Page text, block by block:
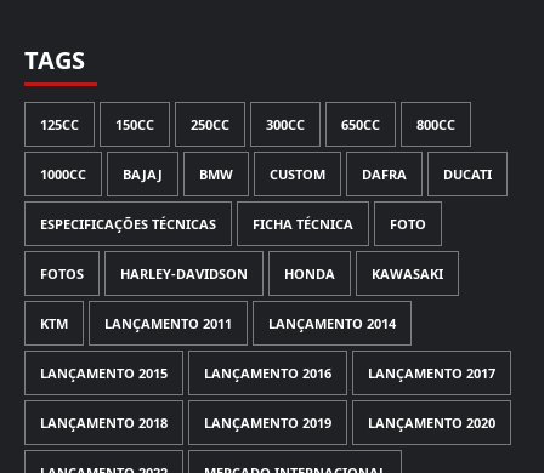
TAGS
125CC 150CC 250CC 300CC 650CC 800CC
1000CC BAJAJ BMW CUSTOM DAFRA DUCATI
ESPECIFICAÇÕES TÉCNICAS FICHA TÉCNICA FOTO
FOTOS HARLEY-DAVIDSON HONDA KAWASAKI
KTM LANÇAMENTO 2011 LANÇAMENTO 2014
LANÇAMENTO 2015 LANÇAMENTO 2016 LANÇAMENTO 2017
LANÇAMENTO 2018 LANÇAMENTO 2019 LANÇAMENTO 2020